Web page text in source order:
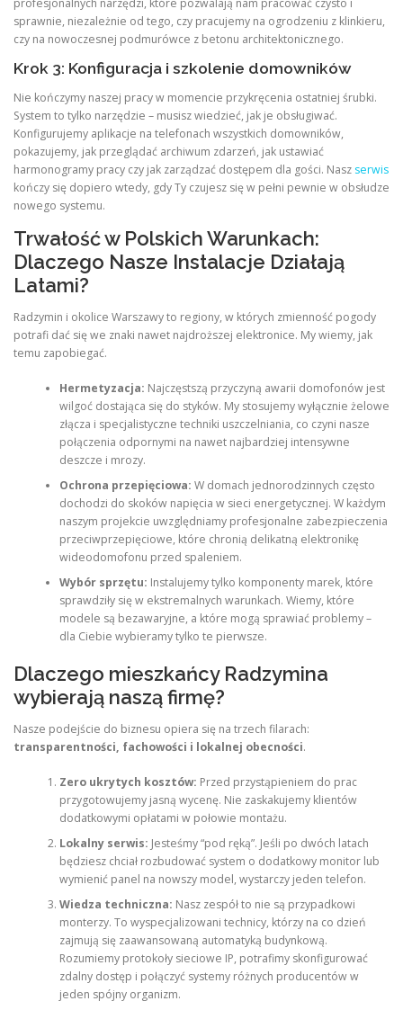
sprawnie, niezależnie od tego, czy pracujemy na ogrodzeniu z klinkieru,
czy na nowoczesnej podmurówce z betonu architektonicznego.
Krok 3: Konfiguracja i szkolenie domowników
Nie kończymy naszej pracy w momencie przykręcenia ostatniej śrubki.
System to tylko narzędzie – musisz wiedzieć, jak je obsługiwać.
Konfigurujemy aplikacje na telefonach wszystkich domowników,
pokazujemy, jak przeglądać archiwum zdarzeń, jak ustawiać
harmonogramy pracy czy jak zarządzać dostępem dla gości. Nasz serwis
kończy się dopiero wtedy, gdy Ty czujesz się w pełni pewnie w obsłudze
nowego systemu.
Trwałość w Polskich Warunkach:
Dlaczego Nasze Instalacje Działają
Latami?
Radzymin i okolice Warszawy to regiony, w których zmienność pogody
potrafi dać się we znaki nawet najdroższej elektronice. My wiemy, jak
temu zapobiegać.
Hermetyzacja: Najczęstszą przyczyną awarii domofonów jest
wilgoć dostająca się do styków. My stosujemy wyłącznie żelowe
złącza i specjalistyczne techniki uszczelniania, co czyni nasze
połączenia odpornymi na nawet najbardziej intensywne
deszcze i mrozy.
Ochrona przepięciowa: W domach jednorodzinnych często
dochodzi do skoków napięcia w sieci energetycznej. W każdym
naszym projekcie uwzględniamy profesjonalne zabezpieczenia
przeciwprzepięciowe, które chronią delikatną elektronikę
wideodomofonu przed spaleniem.
Wybór sprzętu: Instalujemy tylko komponenty marek, które
sprawdziły się w ekstremalnych warunkach. Wiemy, które
modele są bezawaryjne, a które mogą sprawiać problemy –
dla Ciebie wybieramy tylko te pierwsze.
Dlaczego mieszkańcy Radzymina
wybierają naszą firmę?
Nasze podejście do biznesu opiera się na trzech filarach:
transparentności, fachowości i lokalnej obecności.
Zero ukrytych kosztów: Przed przystąpieniem do prac
przygotowujemy jasną wycenę. Nie zaskakujemy klientów
dodatkowymi opłatami w połowie montażu.
Lokalny serwis: Jesteśmy “pod ręką”. Jeśli po dwóch latach
będziesz chciał rozbudować system o dodatkowy monitor lub
wymienić panel na nowszy model, wystarczy jeden telefon.
Wiedza techniczna: Nasz zespół to nie są przypadkowi
monterzy. To wyspecjalizowani technicy, którzy na co dzień
zajmują się zaawansowaną automatyką budynkową.
Rozumiemy protokoły sieciowe IP, potrafimy skonfigurować
zdalny dostęp i połączyć systemy różnych producentów w
jeden spójny organizm.